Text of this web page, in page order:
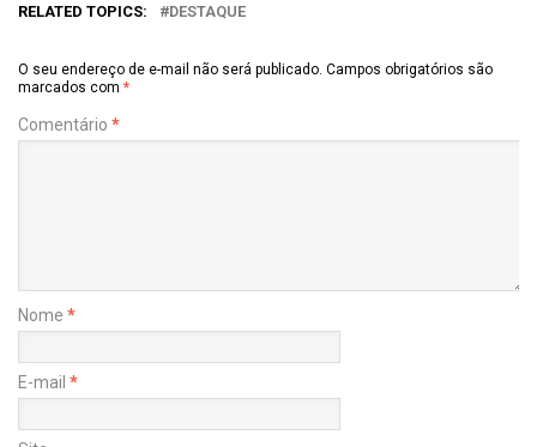
RELATED TOPICS: DESTAQUE
O seu endereço de e-mail não será publicado. Campos obrigatórios são
marcados com *
Comentário *
Nome *
E-mail *